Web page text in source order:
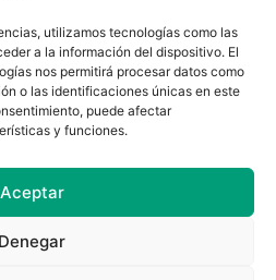
utilizamos tecnologías como las
a la información del dispositivo. El
nos permitirá procesar datos como
o las identificaciones únicas en este
puede afectar
y funciones.
Aceptar
Denegar
Política de privacidad
Legal